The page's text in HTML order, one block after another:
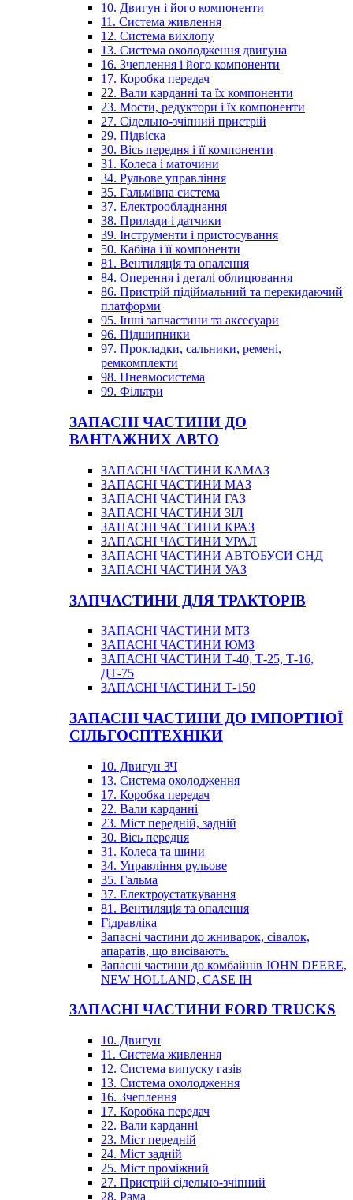
10. Двигун і його компоненти
11. Система живлення
12. Система вихлопу
13. Система охолодження двигуна
16. Зчеплення і його компоненти
17. Коробка передач
22. Вали карданні та їх компоненти
23. Мости, редуктори і їх компоненти
27. Сідельно-зчіпний пристрій
29. Підвіска
30. Вісь передня і її компоненти
31. Колеса і маточини
34. Рульове управління
35. Гальмівна система
37. Електрообладнання
38. Прилади і датчики
39. Інструменти і пристосування
50. Кабіна і її компоненти
81. Вентиляція та опалення
84. Оперення і деталі облицювання
86. Пристрій підіймальний та перекидаючий
платформи
95. Інші запчастини та аксесуари
96. Підшипники
97. Прокладки, сальники, ремені,
ремкомплекти
98. Пневмосистема
99. Фільтри
ЗАПАСНІ ЧАСТИНИ ДО
ВАНТАЖНИХ АВТО
ЗАПАСНІ ЧАСТИНИ КАМАЗ
ЗАПАСНІ ЧАСТИНИ МАЗ
ЗАПАСНІ ЧАСТИНИ ГАЗ
ЗАПАСНІ ЧАСТИНИ ЗІЛ
ЗАПАСНІ ЧАСТИНИ КРАЗ
ЗАПАСНІ ЧАСТИНИ УРАЛ
ЗАПАСНІ ЧАСТИНИ АВТОБУСИ СНД
ЗАПАСНІ ЧАСТИНИ УАЗ
ЗАПЧАСТИНИ ДЛЯ ТРАКТОРІВ
ЗАПАСНІ ЧАСТИНИ МТЗ
ЗАПАСНІ ЧАСТИНИ ЮМЗ
ЗАПАСНІ ЧАСТИНИ Т-40, Т-25, Т-16,
ДТ-75
ЗАПАСНІ ЧАСТИНИ Т-150
ЗАПАСНІ ЧАСТИНИ ДО ІМПОРТНОЇ
СІЛЬГОСПТЕХНІКИ
10. Двигун ЗЧ
13. Система охолодження
17. Коробка передач
22. Вали карданні
23. Міст передній, задній
30. Вісь передня
31. Колеса та шини
34. Управління рульове
35. Гальма
37. Електроустаткування
81. Вентиляція та опалення
Гідравліка
Запасні частини до жниварок, сівалок,
апаратів, що висівають.
Запасні частини до комбайнів JOHN DEERE,
NEW HOLLAND, CASE IH
ЗАПАСНІ ЧАСТИНИ FORD TRUCKS
10. Двигун
11. Система живлення
12. Система випуску газів
13. Система охолодження
16. Зчеплення
17. Коробка передач
22. Вали карданні
23. Міст передній
24. Міст задній
25. Міст проміжний
27. Пристрій сідельно-зчіпний
28. Рама